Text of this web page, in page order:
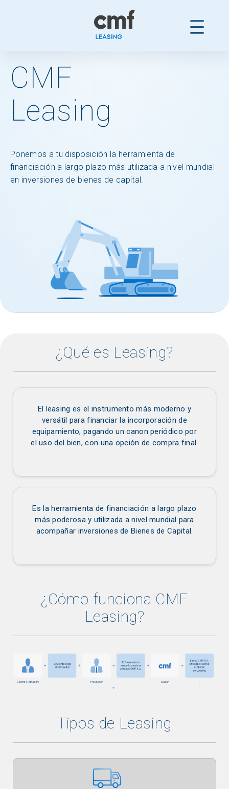
CMF
Leasing
Ponemos a tu disposición la herramienta de
financiación a largo plazo más utilizada a nivel mundial
en inversiones de bienes de capital.
¿Qué es Leasing?
El leasing es el instrumento más moderno y
versátil para financiar la incorporación de
equipamiento, pagando un canon periódico por
el uso del bien, con una opción de compra final.
Es la herramienta de financiación a largo plazo
más poderosa y utilizada a nivel mundial para
acompañar inversiones de Bienes de Capital.
¿Cómo funciona CMF
Leasing?
Tipos de Leasing